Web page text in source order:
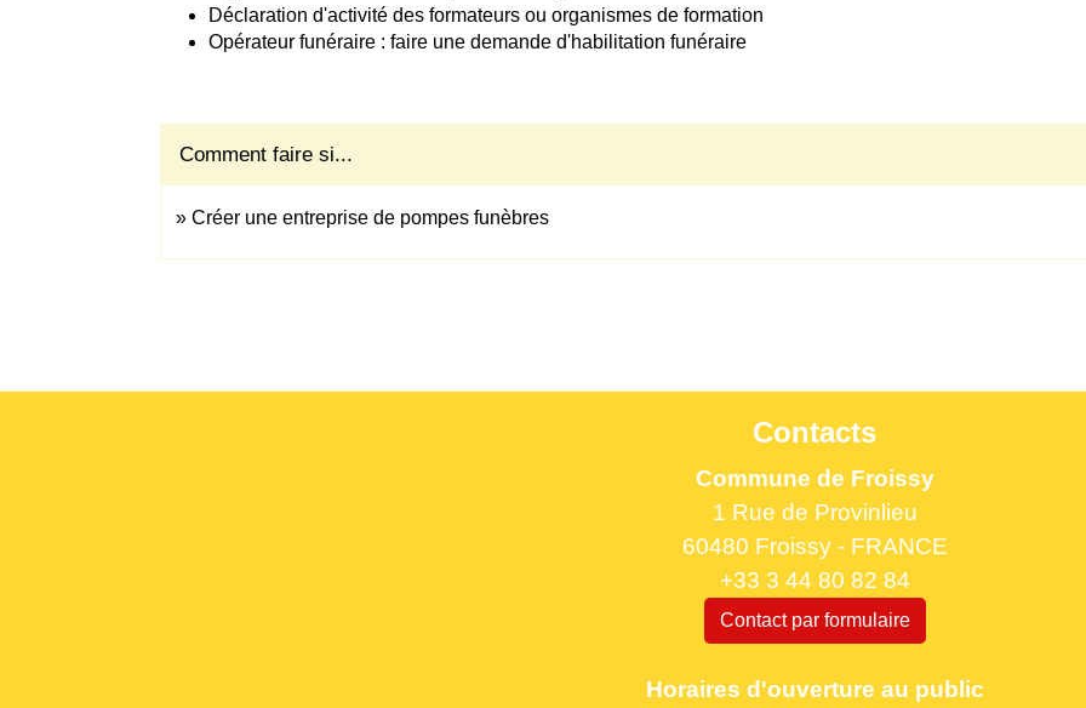
Déclaration d'activité des formateurs ou organismes de formation
Opérateur funéraire : faire une demande d'habilitation funéraire
Comment faire si...
Créer une entreprise de pompes funèbres
Contacts
Commune de Froissy
1 Rue de Provinlieu
60480 Froissy - FRANCE
+33 3 44 80 82 84
Contact par formulaire
Horaires d'ouverture au public